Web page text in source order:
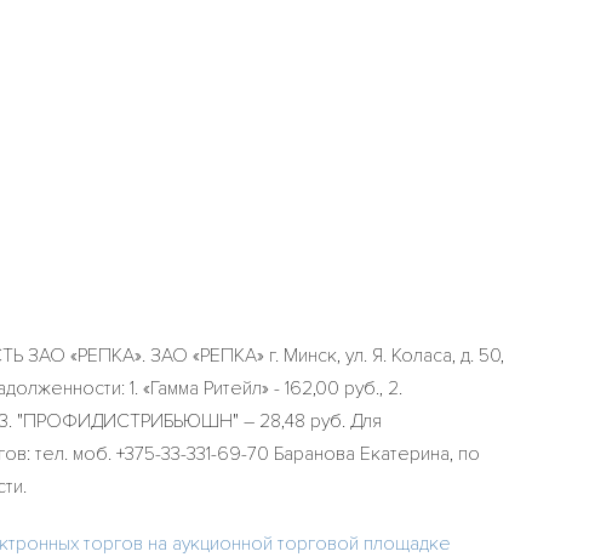
«РЕПКА». ЗАО «РЕПКА» г. Минск, ул. Я. Коласа, д. 50,
1. «Гамма Ритейл» - 162,00 руб., 2.
3. "ПРОФИДИСТРИБЬЮШН" – 28,48 руб. Для
тел. моб. +375-33-331-69-70 Баранова Екатерина, по
торгов на аукционной торговой площадке